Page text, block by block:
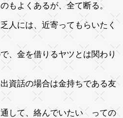
もよくあるが、全て断る。
人には、近寄ってもらいたく
、金を借りるヤツとは関わり
資話の場合は金持ちである友
して、絡んでいたい っての